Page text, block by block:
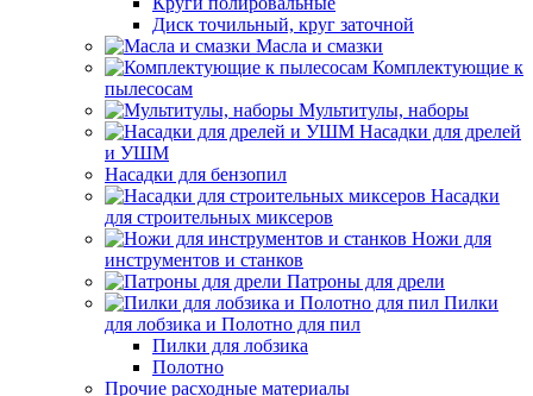
Диск точильный, круг заточной
Масла и смазки
Комплектующие к
пылесосам
Мультитулы, наборы
Насадки для дрелей
и УШМ
Насадки для бензопил
Насадки
для строительных миксеров
Ножи для
инструментов и станков
Патроны для дрели
Пилки
для лобзика и Полотно для пил
Пилки для лобзика
Полотно
Прочие расходные материалы